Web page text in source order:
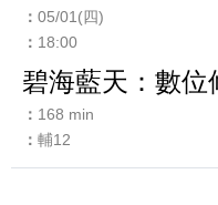
05/01(四)
18:00
碧海藍天：數位
168 min
輔12